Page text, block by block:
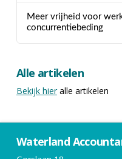
Meer vrijheid voor
concurrentiebeding
Alle artikelen
Bekijk hieralle artikelen
Waterland